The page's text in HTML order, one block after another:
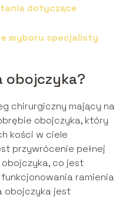
dotyczące
wyboru specjalisty
obojczyka?
chirurgiczny mający na
obojczyka, który
kości w ciele
przywrócenie pełnej
co jest
ramienia
obojczyka jest